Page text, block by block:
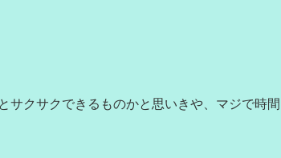
サクサクできるものかと思いきや、マジで時間